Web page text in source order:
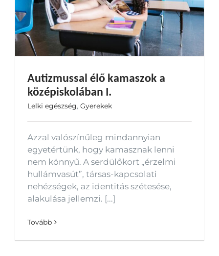
Autizmussal élő kamaszok a
középiskolában I.
Lelki egészség, Gyerekek
Azzal valószínűleg mindannyian
egyetértünk, hogy kamasznak lenni
nem könnyű. A serdülőkort „érzelmi
hullámvasút”, társas-kapcsolati
nehézségek, az identitás szétesése,
alakulása jellemzi. [...]
Tovább